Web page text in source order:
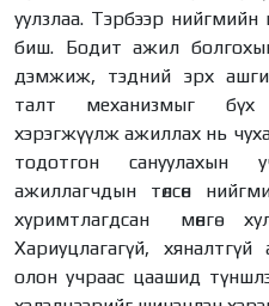
уулзлаа. Тэрбээр
биш. Бодит ажил болгохын
дэмжиж, тэдний эрх
талт механизмыг бүх
хэрэгжүүлж ажиллах нь
тодотгон
ажиллагчдын төлсөн
хуримтлагдсан мөнгө
Хариуцлагагүй,
олон учраас цаашид